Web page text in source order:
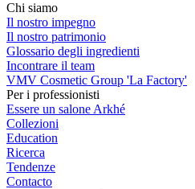
Chi siamo
Il nostro impegno
Il nostro patrimonio
Glossario degli ingredienti
Incontrare il team
VMV Cosmetic Group 'La Factory'
Per i professionisti
Essere un salone Arkhé
Collezioni
Education
Ricerca
Tendenze
Contacto